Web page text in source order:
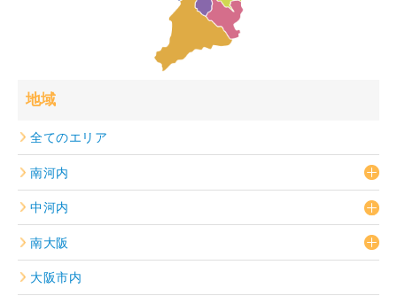
地域
全てのエリア
南河内
中河内
南大阪
大阪市内